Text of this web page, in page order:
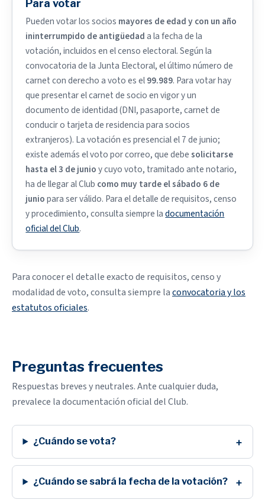
Para votar
Pueden votar los socios mayores de edad y con un año
ininterrumpido de antigüedada la fecha de la
votación, incluidos en el censo electoral. Según la
convocatoria de la Junta Electoral, el último número de
carnet con derecho a voto es el99.989. Para votar hay
que presentar el carnet de socio en vigor y un
documento de identidad (DNI, pasaporte, carnet de
conducir o tarjeta de residencia para socios
extranjeros). La votación es presencial el 7 de junio;
existe además el voto por correo, que debesolicitarse
hasta el 3 de junioy cuyo voto, tramitado ante notario,
ha de llegar al Club como muy tarde el sábado 6 de
juniopara ser válido. Para el detalle de requisitos, censo
y procedimiento, consulta siempre ladocumentación
oficial del Club.
Para conocer el detalle exacto de requisitos, censo y
modalidad de voto, consulta siempre laconvocatoria y los
estatutos oficiales.
Preguntas frecuentes
Respuestas breves y neutrales. Ante cualquier duda,
prevalece la documentación oficial del Club.
¿Cuándo se vota?
¿Cuándo se sabrá la fecha de la votación?